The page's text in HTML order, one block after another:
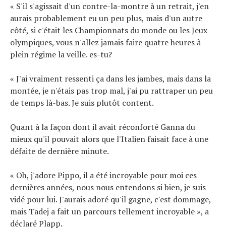
« S'il s'agissait d'un contre-la-montre à un retrait, j'en
aurais probablement eu un peu plus, mais d'un autre
côté, si c'était les Championnats du monde ou les Jeux
olympiques, vous n'allez jamais faire quatre heures à
plein régime la veille. es-tu?
« J'ai vraiment ressenti ça dans les jambes, mais dans la
montée, je n'étais pas trop mal, j'ai pu rattraper un peu
de temps là-bas. Je suis plutôt content.
Quant à la façon dont il avait réconforté Ganna du
mieux qu'il pouvait alors que l'Italien faisait face à une
défaite de dernière minute.
« Oh, j'adore Pippo, il a été incroyable pour moi ces
dernières années, nous nous entendons si bien, je suis
vidé pour lui. J'aurais adoré qu'il gagne, c'est dommage,
mais Tadej a fait un parcours tellement incroyable », a
déclaré Plapp.